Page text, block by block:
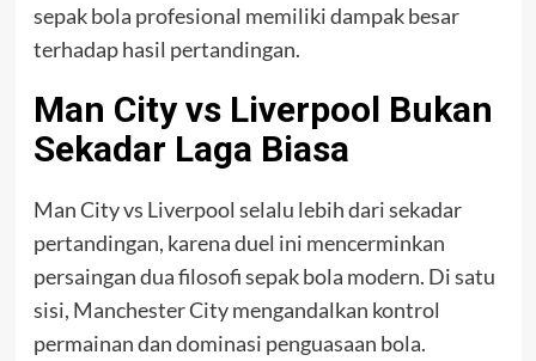
sepak bola profesional memiliki dampak besar
terhadap hasil pertandingan.
Man City vs Liverpool Bukan
Sekadar Laga Biasa
Man City vs Liverpool selalu lebih dari sekadar
pertandingan, karena duel ini mencerminkan
persaingan dua filosofi sepak bola modern. Di satu
sisi, Manchester City mengandalkan kontrol
permainan dan dominasi penguasaan bola.